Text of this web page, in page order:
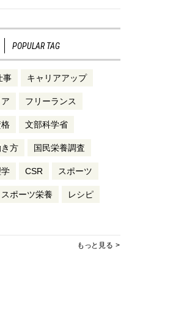
POPULAR TAG
事 キャリアアップ
フリーランス
文部科学省
方 国民栄養調査
CSR スポーツ
スポーツ栄養 レシピ
もっと見る